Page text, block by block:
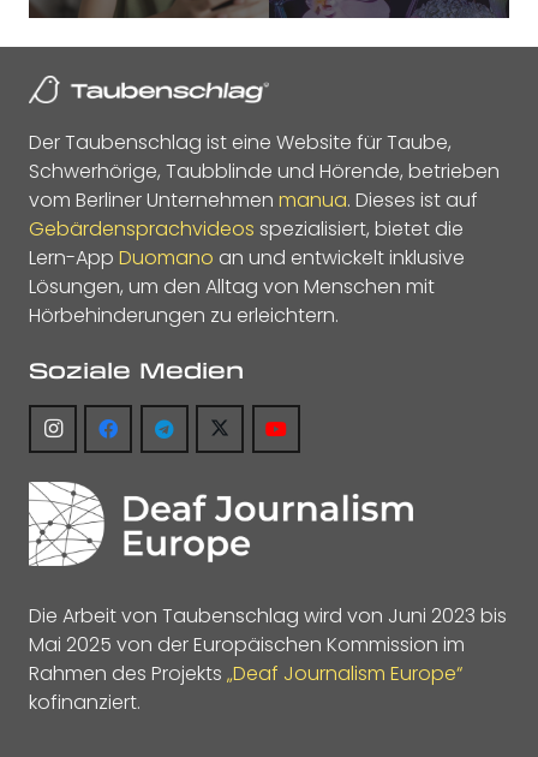
Der Taubenschlag ist eine Website für Taube,
Schwerhörige, Taubblinde und Hörende, betrieben
vom Berliner Unternehmen manua. Dieses ist auf
Gebärdensprachvideos spezialisiert, bietet die
Lern-App Duomano an und entwickelt inklusive
Lösungen, um den Alltag von Menschen mit
Hörbehinderungen zu erleichtern.
Soziale Medien
Die Arbeit von Taubenschlag wird von Juni 2023 bis
Mai 2025 von der Europäischen Kommission im
Rahmen des Projekts „Deaf Journalism Europe“
kofinanziert.